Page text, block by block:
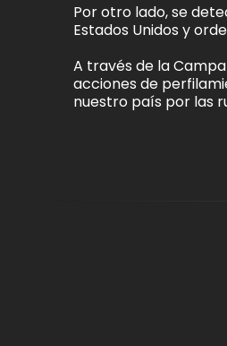
Por otro lado, se
Estados Unidos y
A través de la
acciones de
nuestro país por las